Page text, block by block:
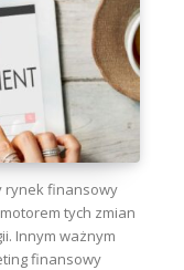
rynek finansowy
tych zmian
Innym ważnym
finansowy